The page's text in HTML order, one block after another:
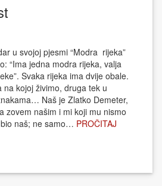
u svojoj pjesmi “Modra rijeka”
“Ima jedna modra rijeka, valja
Svaka rijeka ima dvije obale.
na kojoj živimo, druga tek u
Naš je Zlatko Demeter,
zovem našim i mi koji mu nismo
naš; ne samo… PROČITAJ